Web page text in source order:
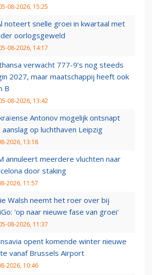
08-2026, 15:25
noteert snelle groei in kwartaal met
oorlogsgeweld
08-2026, 14:17
verwacht 777-9’s nog steeds
2027, maar maatschappij heeft ook
B
08-2026, 13:42
Antonov mogelijk ontsnapt
aanslag op luchthaven Leipzig
2026, 13:18
annuleert meerdere vluchten naar
door staking
2026, 11:57
Walsh neemt het roer over bij
'op naar nieuwe fase van groei'
08-2026, 11:37
opent komende winter nieuwe
vanaf Brussels Airport
2026, 10:46